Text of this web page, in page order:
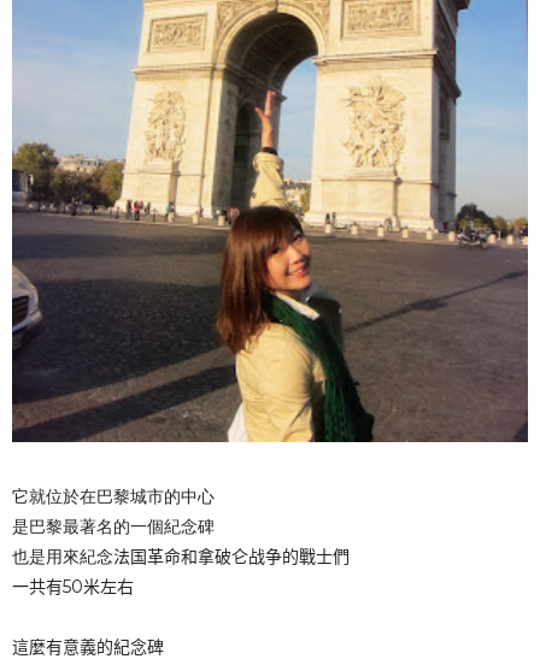
它就位於在巴黎城市的中心
是巴黎最著名的一個紀念碑
也是用來紀念法国革命和拿破仑战争的戰士們
一共有50米左右
這麼有意義的紀念碑